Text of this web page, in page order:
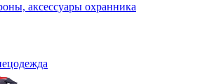
аксессуары охранника